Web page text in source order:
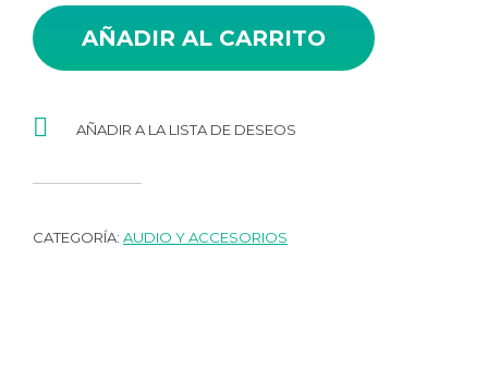
AÑADIR AL CARRITO
AÑADIR A LA LISTA DE DESEOS
CATEGORÍA: AUDIO Y ACCESORIOS